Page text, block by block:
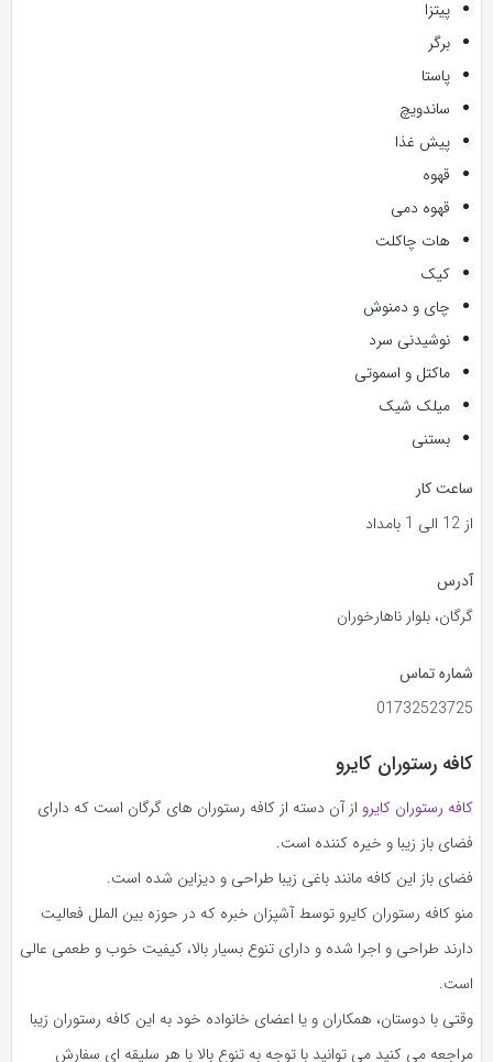
پیتزا
برگر
پاستا
ساندویچ
پیش غذا
قهوه
قهوه دمی
هات چاکلت
کیک
چای و دمنوش
نوشیدنی سرد
ماکتل و اسموتی
میلک شیک
بستنی
ساعت کار
از 12 الی 1 بامداد
آدرس
گرگان، بلوار ناهارخوران
شماره تماس
01732523725
کافه رستوران کایرو
کافه رستوران کایرو از آن دسته از کافه رستوران های گرگان است که دارای
فضای باز زیبا و خیره کننده است.
فضای باز این کافه مانند باغی زیبا طراحی و دیزاین شده است.
منو کافه رستوران کایرو توسط آشپزان خبره که در حوزه بین الملل فعالیت
دارند طراحی و اجرا شده و دارای تنوع بسیار بالا، کیفیت خوب و طعمی عالی
است.
وقتی با دوستان، همکاران و یا اعضای خانواده خود به این کافه رستوران زیبا
مراجعه می کنید می توانید با توجه به تنوع بالا با هر سلیقه ای سفارش